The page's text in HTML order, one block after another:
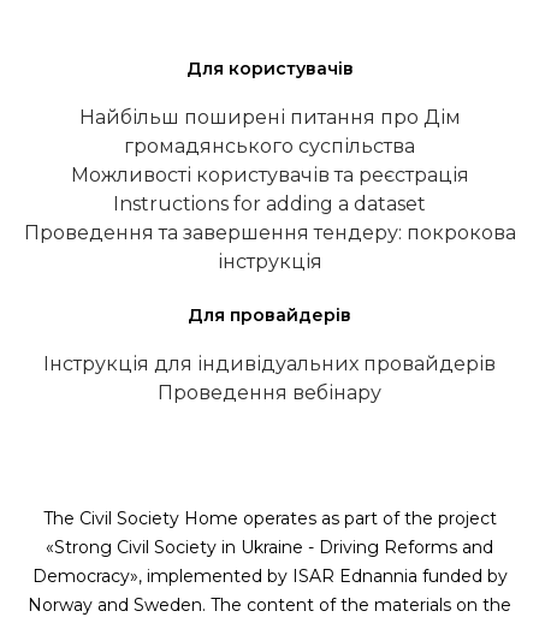
Для користувачів
Найбільш поширені питання про Дім
громадянського суспільства
Можливості користувачів та реєстрація
Instructions for adding a dataset
Проведення та завершення тендеру: покрокова
інструкція
Для провайдерів
Інструкція для індивідуальних провайдерів
Проведення вебінару
The Civil Society Home operates as part of the project
«Strong Civil Society in Ukraine - Driving Reforms and
Democracy», implemented by ISAR Ednannia funded by
Norway and Sweden. The content of the materials on the